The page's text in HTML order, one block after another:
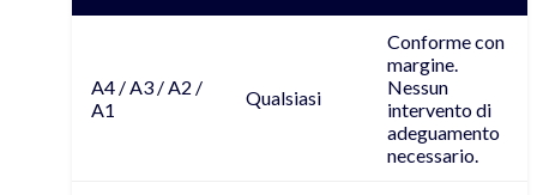
A4 / A3 / A2 /
A1
Qualsiasi
Conforme con
margine.
Nessun
intervento di
adeguamento
necessario.